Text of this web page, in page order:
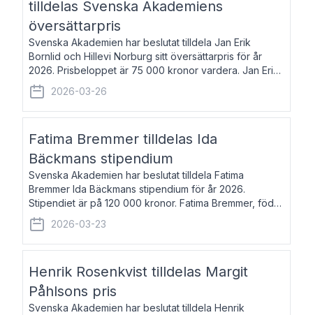
tilldelas Svenska Akademiens
översättarpris
Svenska Akademien har beslutat tilldela Jan Erik
Bornlid och Hillevi Norburg sitt översättarpris för år
2026. Prisbeloppet är 75 000 kronor vardera. Jan Erik
Bornlid, född 1947, är översättare från tyska. Han är
främst känd för sina översät
2026-03-26
Fatima Bremmer tilldelas Ida
Bäckmans stipendium
Svenska Akademien har beslutat tilldela Fatima
Bremmer Ida Bäckmans stipendium för år 2026.
Stipendiet är på 120 000 kronor. Fatima Bremmer, född
1977, är journalist och författare. Hon utkom i fjol med
boken Ligan. Klarakvarterens blodsyst
2026-03-23
Henrik Rosenkvist tilldelas Margit
Påhlsons pris
Svenska Akademien har beslutat tilldela Henrik